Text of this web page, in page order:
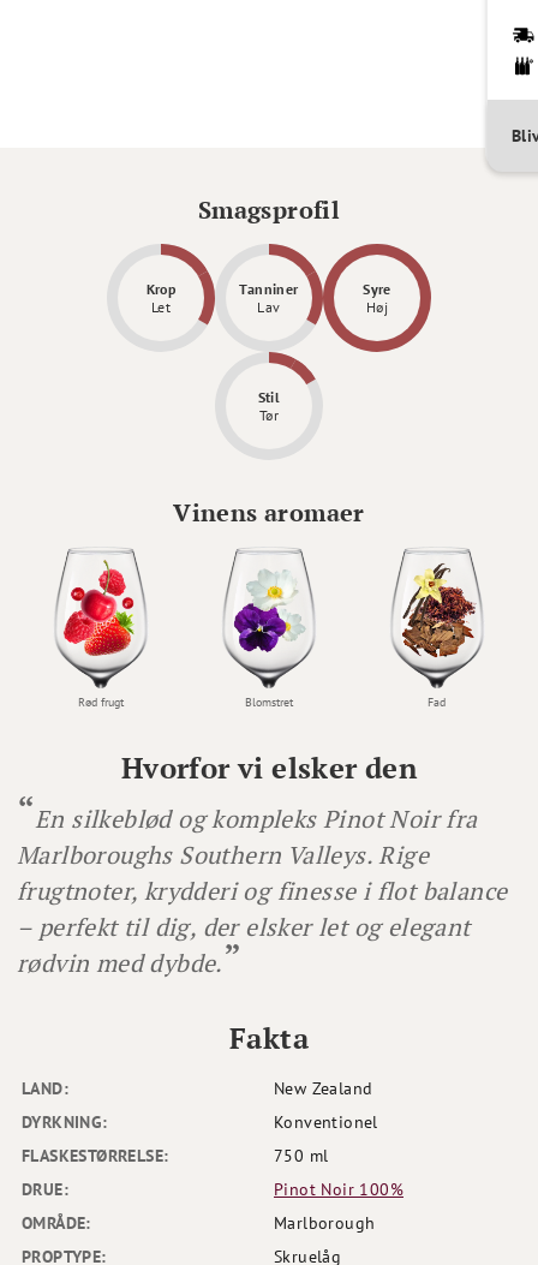
Hvorfor vi elsker den
En silkeblød og kompleks Pinot Noir fra
Marlboroughs Southern Valleys. Rige
frugtnoter, krydderi og finesse i flot balance
– perfekt til dig, der elsker let og elegant
rødvin med dybde.
LAND:
New Zealand
DYRKNING:
Konventionel
FLASKESTØRRELSE:
750 ml
DRUE:
Pinot Noir 100%
OMRÅDE:
Marlborough
PROPTYPE:
Skruelåg
Fakta
Smagsprofil
Krop
Let
Tanniner
Lav
Syre
Høj
Stil
Tør
Vinens aromaer
Rød frugt Blomstret Fad